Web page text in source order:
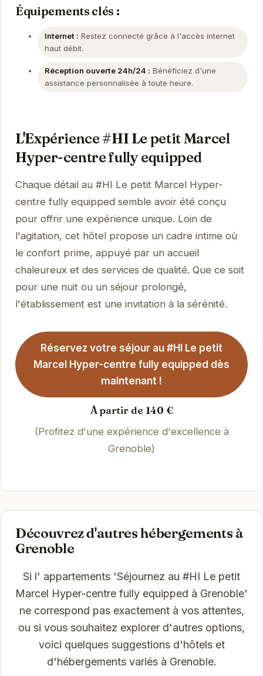
Équipements clés :
Internet : Restez connecté grâce à l'accès internet
haut débit.
Réception ouverte 24h/24 : Bénéficiez d'une
assistance personnalisée à toute heure.
L'Expérience #HI Le petit Marcel
Hyper-centre fully equipped
Chaque détail au #HI Le petit Marcel Hyper-
centre fully equipped semble avoir été conçu
pour offrir une expérience unique. Loin de
l'agitation, cet hôtel propose un cadre intime où
le confort prime, appuyé par un accueil
chaleureux et des services de qualité. Que ce soit
pour une nuit ou un séjour prolongé,
l'établissement est une invitation à la sérénité.
Réservez votre séjour au #HI Le petit
Marcel Hyper-centre fully equipped dès
maintenant !
À partir de 140 €
(Profitez d'une expérience d'excellence à
Grenoble)
Découvrez d'autres hébergements à
Grenoble
Si l' appartements 'Séjournez au #HI Le petit
Marcel Hyper-centre fully equipped à Grenoble'
ne correspond pas exactement à vos attentes,
ou si vous souhaitez explorer d'autres options,
voici quelques suggestions d'hôtels et
d'hébergements variés à Grenoble.